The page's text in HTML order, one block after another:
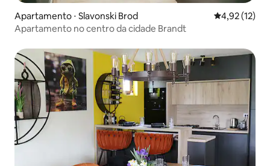
Apartamento ⋅ Slavonski Brod 4,92 de uma
4,92 (12)
Apartamento no centro da cidade Brandt